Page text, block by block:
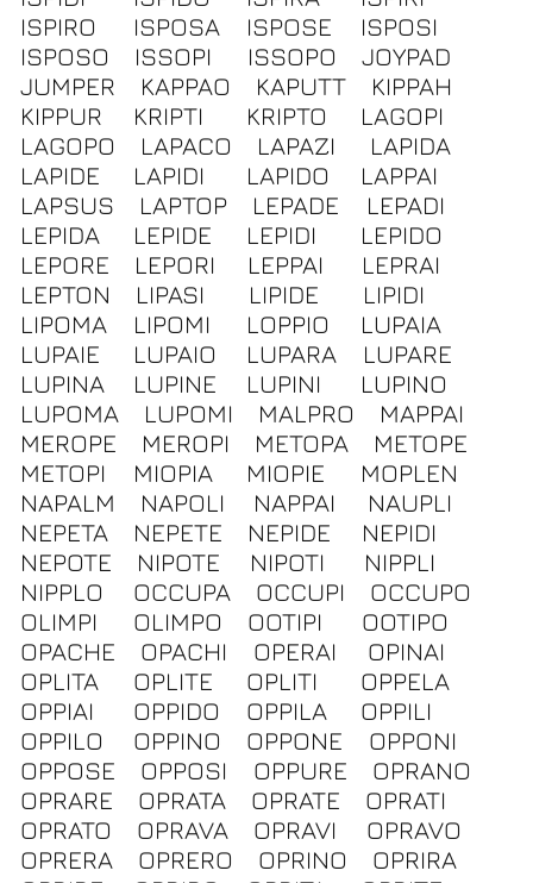
ISPIRO
ISPOSA ISPOSE
ISPOSI
ISPOSO
ISSOPI ISSOPO
JOYPAD
JUMPER
KAPPAO KAPUTT
KIPPAH
KIPPUR
KRIPTI KRIPTO
LAGOPI
LAGOPO
LAPACO LAPAZI
LAPIDA
LAPIDE
LAPIDI LAPIDO
LAPPAI
LAPSUS
LAPTOP LEPADE
LEPADI
LEPIDA
LEPIDE LEPIDI
LEPIDO
LEPORE
LEPORI LEPPAI
LEPRAI
LEPTON
LIPASI LIPIDE
LIPIDI
LIPOMA
LIPOMI LOPPIO
LUPAIA
LUPAIE
LUPAIO LUPARA
LUPARE
LUPINA
LUPINE LUPINI
LUPINO
LUPOMA
LUPOMI MALPRO
MAPPAI
MEROPE
MEROPI METOPA
METOPE
METOPI
MIOPIA MIOPIE
MOPLEN
NAPALM
NAPOLI NAPPAI
NAUPLI
NEPETA
NEPETE NEPIDE
NEPIDI
NEPOTE
NIPOTE NIPOTI
NIPPLI
NIPPLO
OCCUPA OCCUPI
OCCUPO
OLIMPI
OLIMPO OOTIPI
OOTIPO
OPACHE
OPACHI OPERAI
OPINAI
OPLITA
OPLITE OPLITI
OPPELA
OPPIAI
OPPIDO OPPILA
OPPILI
OPPILO
OPPINO OPPONE
OPPONI
OPPOSE
OPPOSI OPPURE
OPRANO
OPRARE
OPRATA OPRATE
OPRATI
OPRATO
OPRAVA OPRAVI
OPRAVO
OPRERA
OPRERO OPRINO
OPRIRA